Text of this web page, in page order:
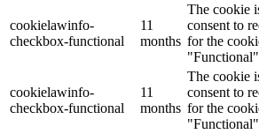
cookielawinfo-
checkbox-functional
11
months
The cookie
consent to
for the
cookielawinfo-
checkbox-functional
11
months
The cookie
consent to
for the